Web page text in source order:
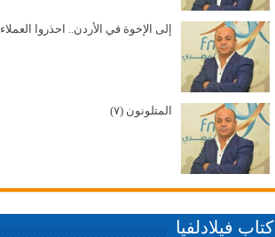
إلى الإخوة في الأردن.. احذروا العملاء
المتلونون (٧)
كتاب فيلادلفيا